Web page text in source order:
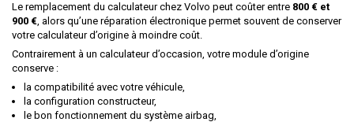
Le remplacement du calculateur chez Volvo peut coûter entre 800 € et
900 €, alors qu’une réparation électronique permet souvent de conserver
votre calculateur d’origine à moindre coût.
Contrairement à un calculateur d’occasion, votre module d’origine
conserve :
la compatibilité avec votre véhicule,
la configuration constructeur,
le bon fonctionnement du système airbag,